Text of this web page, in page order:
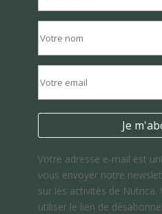
Votre adresse e-mail est
vous envoyer notre
sur les activités de
utiliser le lien de